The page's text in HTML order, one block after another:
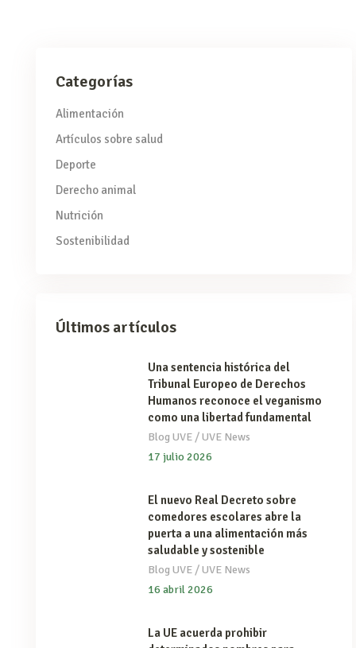
Categorías
Alimentación
Artículos sobre salud
Deporte
Derecho animal
Nutrición
Sostenibilidad
Últimos artículos
Una sentencia histórica del
Tribunal Europeo de Derechos
Humanos reconoce el veganismo
como una libertad fundamental
Blog UVE/UVE News
17 julio 2026
El nuevo Real Decreto sobre
comedores escolares abre la
puerta a una alimentación más
saludable y sostenible
Blog UVE/UVE News
16 abril 2026
La UE acuerda prohibir